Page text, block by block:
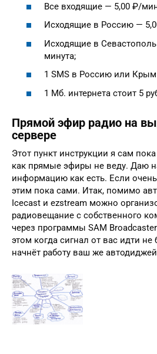
Все входящие — 5,00 ₽/
Исходящие в Россию —
Исходящие в
минута;
1 SMS в Россию или
1 Мб. интернета стоит 5
Прямой эфир радио на
сервере
Этот пункт инструкции я сам
как прямые эфиры не веду. Даю
информацию как есть. Если
этим пока сами. Итак, помимо
Icecast и ezstream можно
радиовещание с собственного
через программы SAM
этом когда сигнал от вас идти не
начнёт работу ваш же